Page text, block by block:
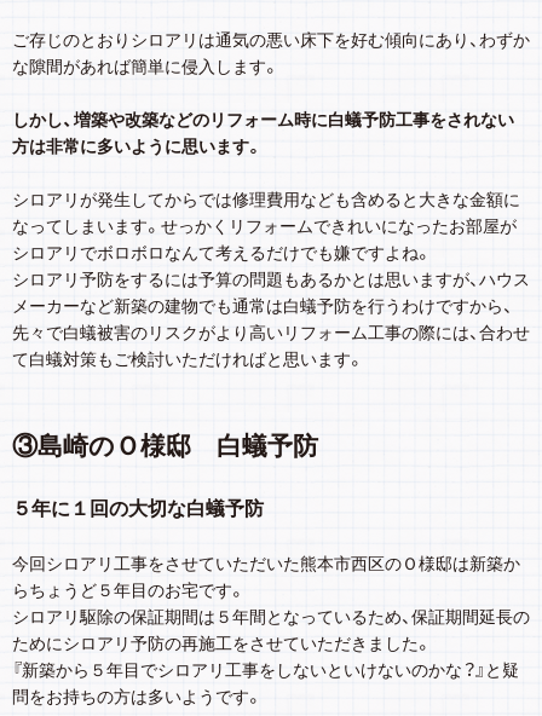
ご存じのとおりシロアリは通気の悪い床下を好む傾向にあり、わずか
な隙間があれば簡単に侵入します。
しかし、増築や改築などのリフォーム時に白蟻予防工事をされない
方は非常に多いように思います。
シロアリが発生してからでは修理費用なども含めると大きな金額に
なってしまいます。せっかくリフォームできれいになったお部屋が
シロアリでボロボロなんて考えるだけでも嫌ですよね。
シロアリ予防をするには予算の問題もあるかとは思いますが、ハウス
メーカーなど新築の建物でも通常は白蟻予防を行うわけですから、
先々で白蟻被害のリスクがより高いリフォーム工事の際には、合わせ
て白蟻対策もご検討いただければと思います。
③島崎のＯ様邸 白蟻予防
５年に１回の大切な白蟻予防
今回シロアリ工事をさせていただいた熊本市西区のＯ様邸は新築か
らちょうど５年目のお宅です。
シロアリ駆除の保証期間は５年間となっているため、保証期間延長の
ためにシロアリ予防の再施工をさせていただきました。
『新築から５年目でシロアリ工事をしないといけないのかな？』と疑
問をお持ちの方は多いようです。